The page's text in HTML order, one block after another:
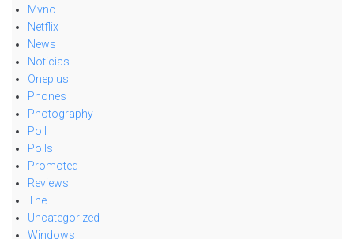
Mvno
Netflix
News
Noticias
Oneplus
Phones
Photography
Poll
Polls
Promoted
Reviews
The
Uncategorized
Windows